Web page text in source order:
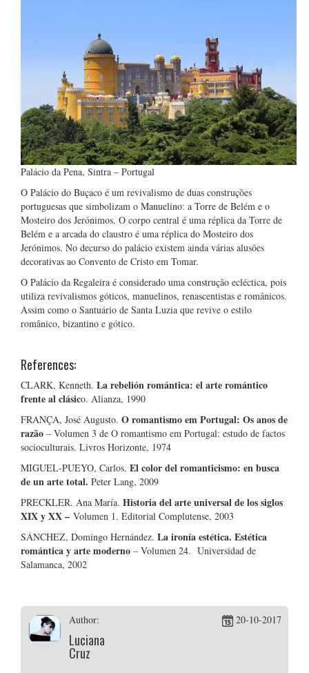
Palácio da Pena, Sintra – Portugal
O Palácio do Buçaco é um revivalismo de duas construções
portuguesas que simbolizam o Manuelino: a Torre de Belém e o
Mosteiro dos Jerónimos. O corpo central é uma réplica da Torre de
Belém e a arcada do claustro é uma réplica do Mosteiro dos
Jerónimos. No decurso do palácio existem ainda várias alusões
decorativas ao Convento de Cristo em Tomar.
O Palácio da Regaleira é considerado uma construção ecléctica, pois
utiliza revivalismos góticos, manuelinos, renascentistas e românicos.
Assim como o Santuário de Santa Luzia que revive o estilo
românico, bizantino e gótico.
References:
CLARK, Kenneth. La rebelión romántica: el arte romántico
frente al clásico. Alianza, 1990
FRANÇA, José Augusto. O romantismo em Portugal: Os anos de
razão – Volumen 3 de O romantismo em Portugal: estudo de factos
socioculturais. Livros Horizonte, 1974
MIGUEL-PUEYO, Carlos. El color del romanticismo: en busca
de un arte total. Peter Lang, 2009
PRECKLER. Ana María. Historia del arte universal de los siglos
XIX y XX – Volumen 1. Editorial Complutense, 2003
SÁNCHEZ, Domingo Hernández. La ironía estética. Estética
romántica y arte moderno – Volumen 24. Universidad de
Salamanca, 2002
Author:
Luciana
Cruz
20-10-2017